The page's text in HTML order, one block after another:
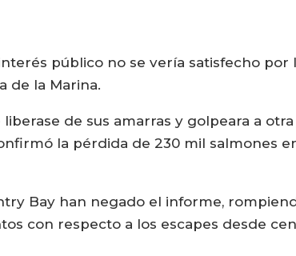
público no se vería satisfecho por
de la Marina.
de sus amarras y golpeara a otra
la pérdida de 230 mil salmones
Bay han negado el informe,
con respecto a los escapes desde